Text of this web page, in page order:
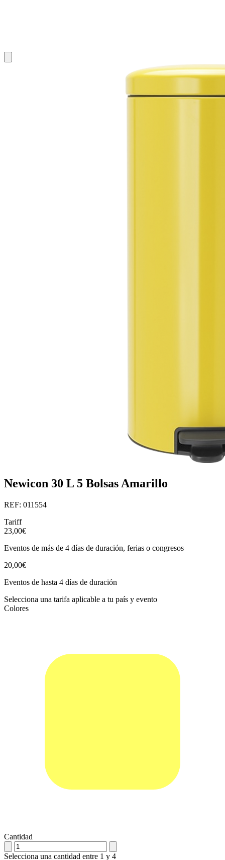
Newicon 30 L 5 Bolsas Amarillo
REF: 011554
Tariff
23,00€
Eventos de más de 4 días de duración, ferias o congresos
20,00€
Eventos de hasta 4 días de duración
Selecciona una tarifa aplicable a tu país y evento
Colores
Cantidad
Selecciona una cantidad entre 1 y 4